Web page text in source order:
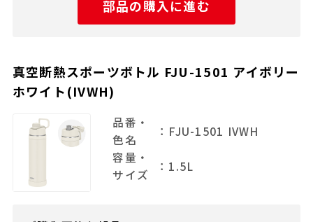
部品の購入に進む
真空断熱スポーツボトル FJU-1501 アイボリー
ホワイト(IVWH)
品番・
色名
：FJU-1501 IVWH
容量・
サイズ
：1.5L